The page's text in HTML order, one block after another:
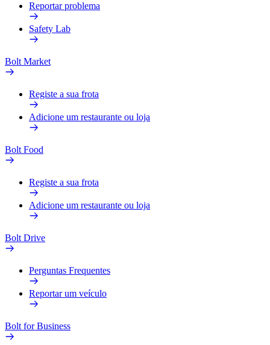
Reportar problema
Safety Lab
Bolt Market
Registe a sua frota
Adicione um restaurante ou loja
Bolt Food
Registe a sua frota
Adicione um restaurante ou loja
Bolt Drive
Perguntas Frequentes
Reportar um veículo
Bolt for Business